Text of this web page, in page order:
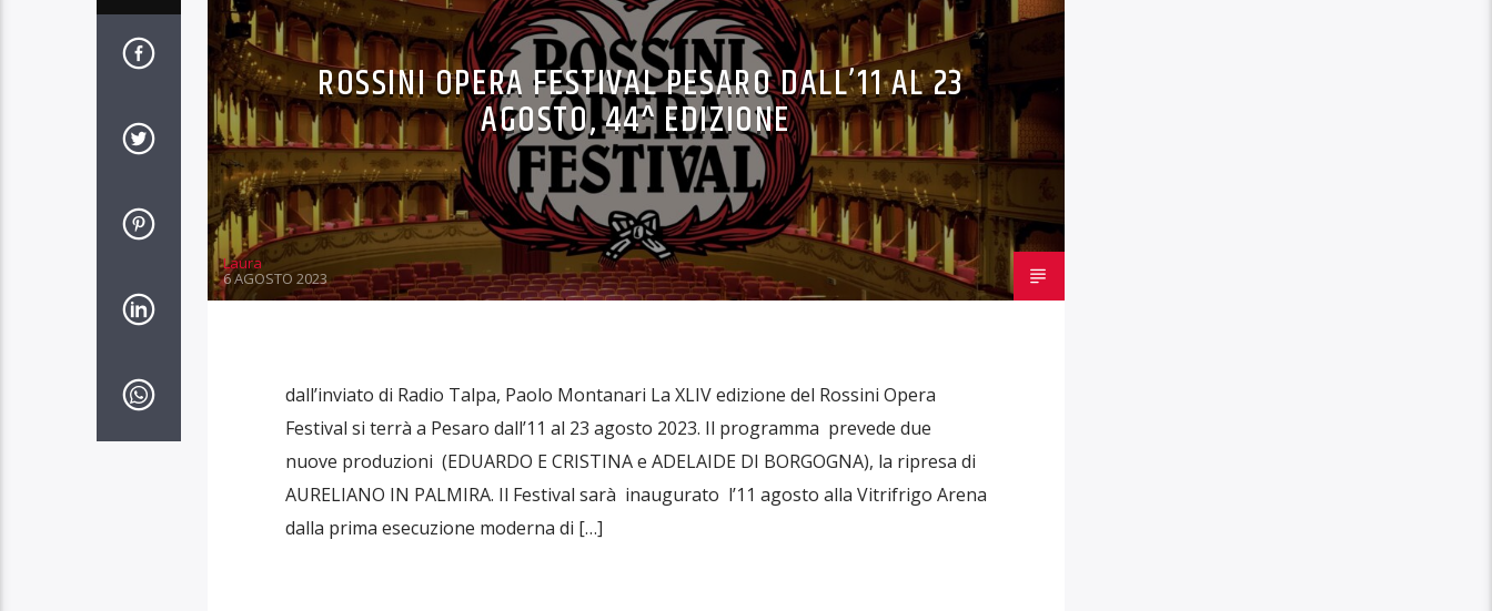
ROSSINI OPERA FESTIVAL PESARO DALL’11 AL 23
AGOSTO, 44^ EDIZIONE
Laura
6 AGOSTO 2023
dall’inviato di Radio Talpa, Paolo Montanari La XLIV edizione del Rossini Opera
Festival si terrà a Pesaro dall’11 al 23 agosto 2023. Il programma prevede due
nuove produzioni (EDUARDO E CRISTINA e ADELAIDE DI BORGOGNA), la ripresa di
AURELIANO IN PALMIRA. Il Festival sarà inaugurato l’11 agosto alla Vitrifrigo Arena
dalla prima esecuzione moderna di […]